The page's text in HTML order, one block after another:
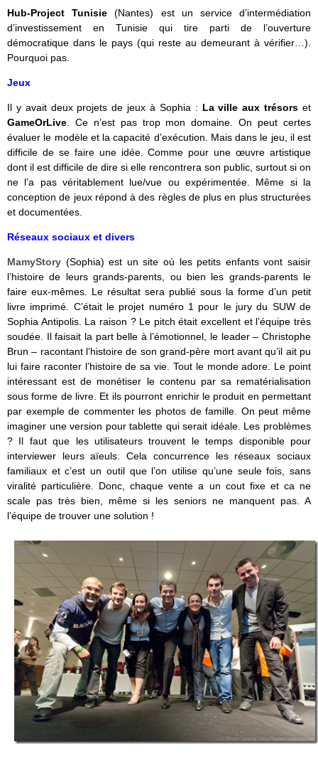
Hub-Project Tunisie(Nantes) est un service d’intermédiation
d’investissement en Tunisie qui tire parti de l’ouverture
démocratique dans le pays (qui reste au demeurant à vérifier…).
Pourquoi pas.
Jeux
Il y avait deux projets de jeux à Sophia : La ville aux trésorset
GameOrLive . Ce n’est pas trop mon domaine. On peut certes
évaluer le modèle et la capacité d’exécution. Mais dans le jeu, il est
difficile de se faire une idée. Comme pour une œuvre artistique
dont il est difficile de dire si elle rencontrera son public, surtout si on
ne l’a pas véritablement lue/vue ou expérimentée. Même si la
conception de jeux répond à des règles de plus en plus structurées
et documentées.
Réseaux sociaux et divers
MamyStory (Sophia) est un site où les petits enfants vont saisir
l’histoire de leurs grands-parents, ou bien les grands-parents le
faire eux-mêmes. Le résultat sera publié sous la forme d’un petit
livre imprimé. C’était le projet numéro 1 pour le jury du SUW de
Sophia Antipolis. La raison ? Le pitch était excellent et l’équipe très
soudée. Il faisait la part belle à l’émotionnel, le leader – Christophe
Brun – racontant l’histoire de son grand-père mort avant qu’il ait pu
lui faire raconter l’histoire de sa vie. Tout le monde adore. Le point
intéressant est de monétiser le contenu par sa rematérialisation
sous forme de livre. Et ils pourront enrichir le produit en permettant
par exemple de commenter les photos de famille. On peut même
imaginer une version pour tablette qui serait idéale. Les problèmes
? Il faut que les utilisateurs trouvent le temps disponible pour
interviewer leurs aïeuls. Cela concurrence les réseaux sociaux
familiaux et c’est un outil que l’on utilise qu’une seule fois, sans
viralité particulière. Donc, chaque vente a un cout fixe et ca ne
scale pas très bien, même si les seniors ne manquent pas. A
l’équipe de trouver une solution !